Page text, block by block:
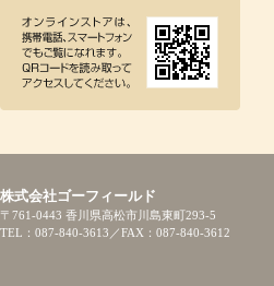
株式会社ゴーフィールド
〒761-0443 香川県高松市川島東町293-5
TEL：087-840-3613／FAX：087-840-3612